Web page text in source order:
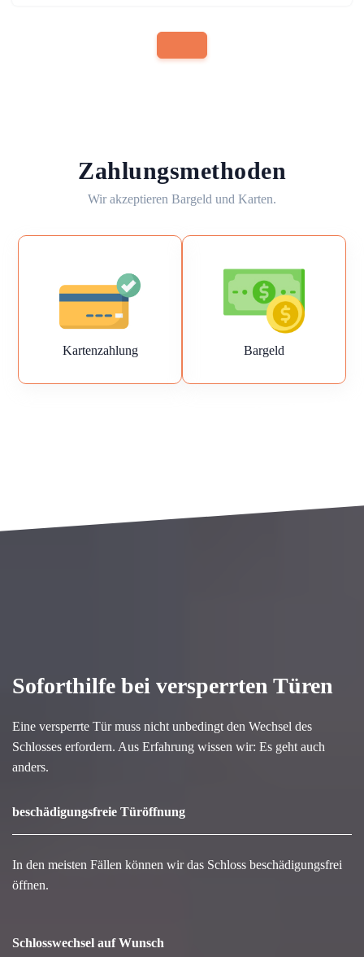
Zahlungsmethoden
Wir akzeptieren Bargeld und Karten.
Kartenzahlung Bargeld
Soforthilfe bei versperrten Türen
Eine versperrte Tür muss nicht unbedingt den Wechsel des
Schlosses erfordern. Aus Erfahrung wissen wir: Es geht auch
anders.
beschädigungsfreie Türöffnung
In den meisten Fällen können wir das Schloss beschädigungsfrei
öffnen.
Schlosswechsel auf Wunsch